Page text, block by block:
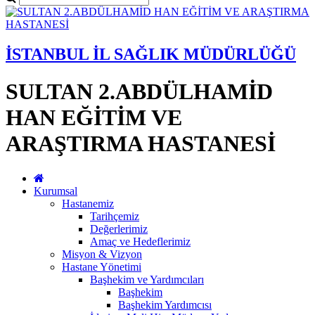
İSTANBUL İL SAĞLIK MÜDÜRLÜĞÜ
SULTAN 2.ABDÜLHAMİD
HAN EĞİTİM VE
ARAŞTIRMA HASTANESİ
Kurumsal
Hastanemiz
Tarihçemiz
Değerlerimiz
Amaç ve Hedeflerimiz
Misyon & Vizyon
Hastane Yönetimi
Başhekim ve Yardımcıları
Başhekim
Başhekim Yardımcısı